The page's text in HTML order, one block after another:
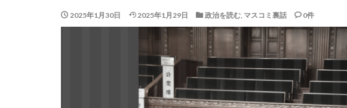
2025年1月30日 2025年1月29日 政治を読む, マスコミ裏話 0件